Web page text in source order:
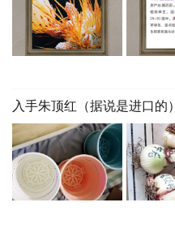
入手朱顶红（据说是进口的）